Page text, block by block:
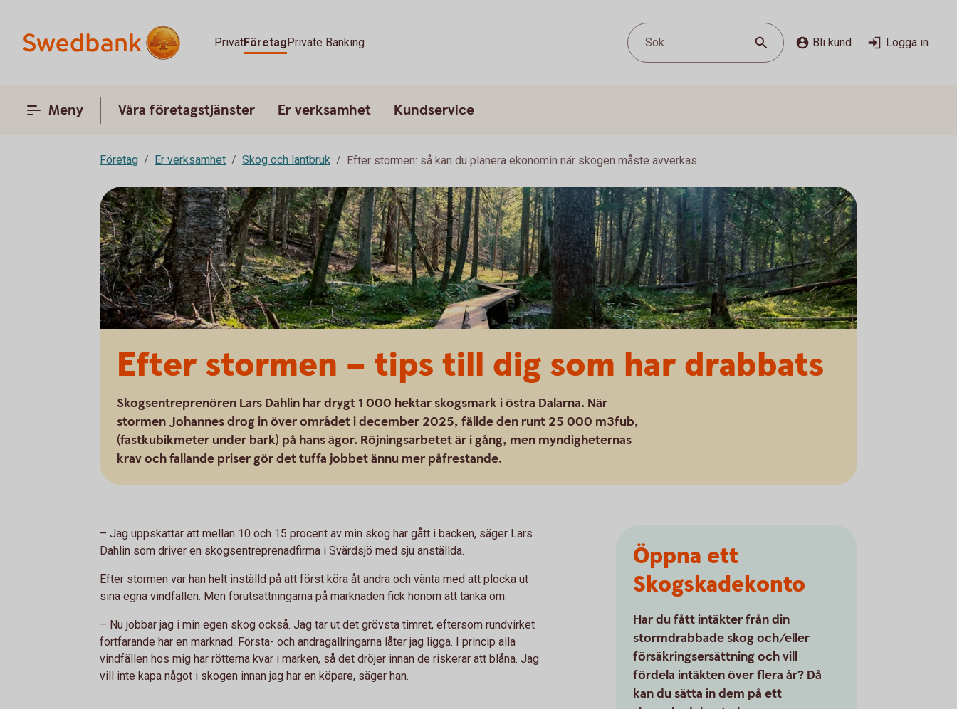
PrivatFöretagPrivate Banking Sök Bli kund Logga in
Meny Våra företagstjänster Er verksamhet Kundservice
Företag Er verksamhet Skog och lantbruk Efter stormen: så kan du planera ekonomin när skogen måste avverkas
Efter stormen – tips till dig som har drabbats
Skogsentreprenören Lars Dahlin har drygt 1 000 hektar skogsmark i östra Dalarna. När
stormen Johannes drog in över området i december 2025, fällde den runt 25 000 m3fub,
(fastkubikmeter under bark) på hans ägor. Röjningsarbetet är i gång, men myndigheternas
krav och fallande priser gör det tuffa jobbet ännu mer påfrestande.
– Jag uppskattar att mellan 10 och 15 procent av min skog har gått i backen, säger Lars
Dahlin som driver en skogsentreprenadfirma i Svärdsjö med sju anställda.
Efter stormen var han helt inställd på att först köra åt andra och vänta med att plocka ut
sina egna vindfällen. Men förutsättningarna på marknaden fick honom att tänka om.
– Nu jobbar jag i min egen skog också. Jag tar ut det grövsta timret, eftersom rundvirket
fortfarande har en marknad. Första- och andragallringarna låter jag ligga. I princip alla
vindfällen hos mig har rötterna kvar i marken, så det dröjer innan de riskerar att blåna. Jag
vill inte kapa något i skogen innan jag har en köpare, säger han.
Öppna ett
Skogskadekonto
Har du fått intäkter från din
stormdrabbade skog och/eller
försäkringsersättning och vill
fördela intäkten över flera år? Då
kan du sätta in dem på ett